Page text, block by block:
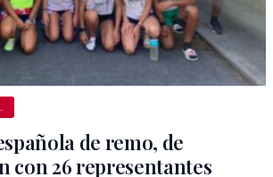
de remo, de
con 26 representantes